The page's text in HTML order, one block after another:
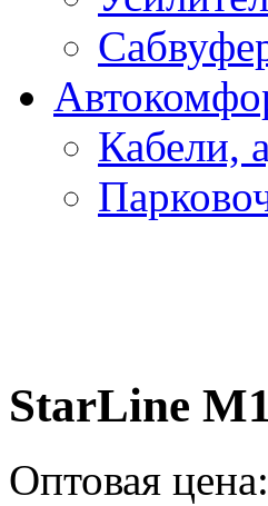
Кабели,
StarLine
Оптовая цена: